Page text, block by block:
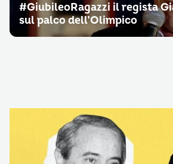
#GiubileoRagazzi il regista
sul palco dell’Olimpico